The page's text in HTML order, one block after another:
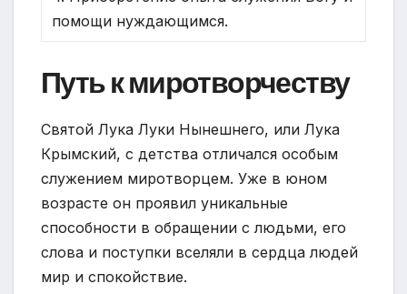
помощи нуждающимся.
Путь к миротворчеству
Святой Лука Луки Нынешнего, или Лука
Крымский, с детства отличался особым
служением миротворцем. Уже в юном
возрасте он проявил уникальные
способности в обращении с людьми, его
слова и поступки вселяли в сердца людей
мир и спокойствие.